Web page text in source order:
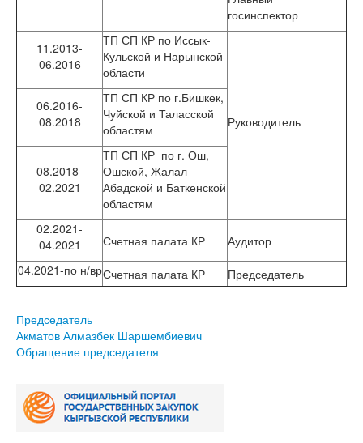
госинспектор
11.2013-
06.2016
ТП СП КР по Иссык-
Кульской и Нарынской
области
Руководитель
06.2016-
08.2018
ТП СП КР по г.Бишкек,
Чуйской и Таласской
областям
08.2018-
02.2021
ТП СП КР по г. Ош,
Ошской, Жалал-
Абадской и Баткенской
областям
02.2021-
04.2021
Счетная палата КР
Аудитор
04.2021-по н/врСчетная палата КР Председатель
Председатель
Акматов Алмазбек Шаршембиевич
Обращение председателя